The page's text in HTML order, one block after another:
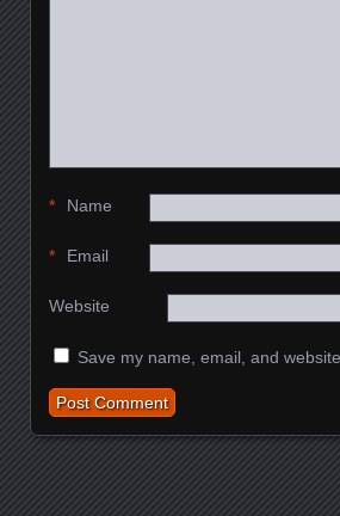
Name
*
Email
*
Website
Save my name, email, and